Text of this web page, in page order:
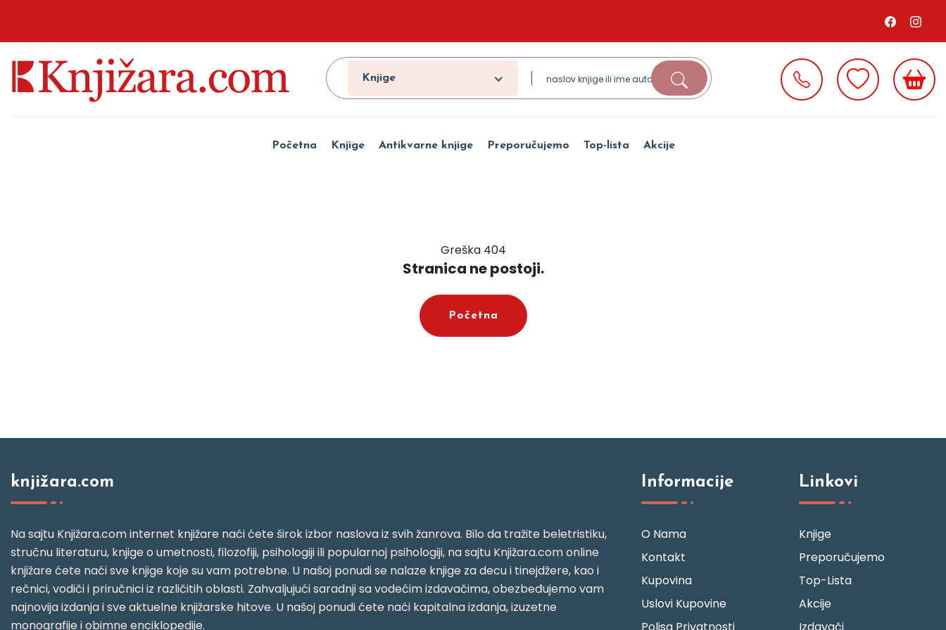
Knjige
Početna Knjige Antikvarne knjige Preporučujemo Top-lista Akcije
Greška 404
Stranica ne postoji.
Početna
knjižara.com
Na sajtu Knjižara.com internet knjižare naći ćete širok izbor naslova iz svih žanrova. Bilo da tražite beletristiku,
stručnu literaturu, knjige o umetnosti, filozofiji, psihologiji ili popularnoj psihologiji, na sajtu Knjižara.com online
knjižare ćete naći sve knjige koje su vam potrebne. U našoj ponudi se nalaze knjige za decu i tinejdžere, kao i
rečnici, vodiči i priručnici iz različitih oblasti. Zahvaljujući saradnji sa vodećim izdavačima, obezbeđujemo vam
najnovija izdanja i sve aktuelne knjižarske hitove. U našoj ponudi ćete naći kapitalna izdanja, izuzetne
monografije i obimne enciklopedije.
Informacije
O Nama
Kontakt
Kupovina
Uslovi Kupovine
Linkovi
Knjige
Preporučujemo
Top-Lista
Akcije